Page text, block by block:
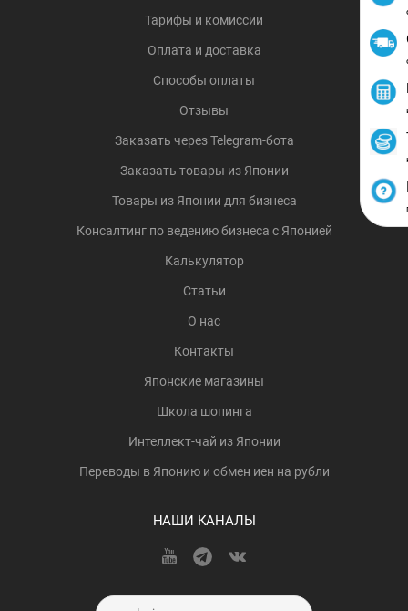
Тарифы и комиссии
Оплата и доставка
Способы оплаты
Отзывы
Заказать через Telegram-бота
Заказать товары из Японии
Товары из Японии для бизнеса
Консалтинг по ведению бизнеса с Японией
Калькулятор
Статьи
О нас
Контакты
Японские магазины
Школа шопинга
Интеллект-чай из Японии
Переводы в Японию и обмен иен на рубли
НАШИ КАНАЛЫ